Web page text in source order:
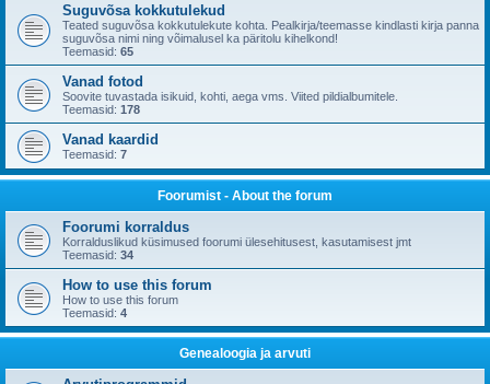
Suguvõsa kokkutulekud
Teated suguvõsa kokkutulekute kohta. Pealkirja/teemasse kindlasti kirja panna
suguvõsa nimi ning võimalusel ka päritolu kihelkond!
Teemasid: 65
Vanad fotod
Soovite tuvastada isikuid, kohti, aega vms. Viited pildialbumitele.
Teemasid: 178
Vanad kaardid
Teemasid: 7
Foorumist - About the forum
Foorumi korraldus
Korralduslikud küsimused foorumi ülesehitusest, kasutamisest jmt
Teemasid: 34
How to use this forum
How to use this forum
Teemasid: 4
Genealoogia ja arvuti